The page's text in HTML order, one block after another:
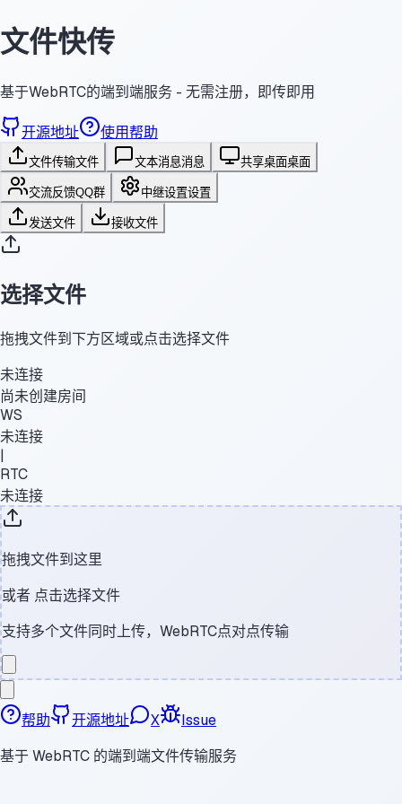
文件快传
基于WebRTC的端到端服务 - 无需注册，即传即用
开源地址 使用帮助
文件传输文件 文本消息消息 共享桌面桌面
交流反馈QQ群 中继设置设置
发送文件 接收文件
选择文件
拖拽文件到下方区域或点击选择文件
未连接
尚未创建房间
WS
未连接
|
RTC
未连接
拖拽文件到这里
或者 点击选择文件
支持多个文件同时上传，WebRTC点对点传输
帮助 开源地址 X
Issue
基于 WebRTC 的端到端文件传输服务